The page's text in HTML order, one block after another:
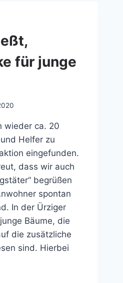
für junge
wieder ca. 20
Helfer zu
eingefunden.
dass wir auch
begrüßen
spontan
In der Ürziger
Bäume, die
die zusätzliche
sind. Hierbei